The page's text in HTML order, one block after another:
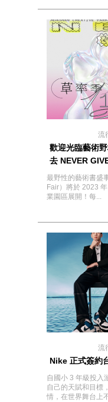
流
歡迎光臨藝術
去 NEVER
最野性的藝術書盛
Fair）將於 2023
業園區展開！每...
流
Nike 正式簽約
自國小 3 年級投入
自己的天賦和目標
情，在世界舞台上